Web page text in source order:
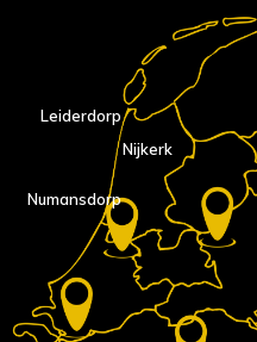
Nijkerk
Numansdorp
Leiderdorp